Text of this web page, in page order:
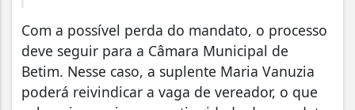
Com a possível perda do mandato, o processo
deve seguir para a Câmara Municipal de
Betim. Nesse caso, a suplente Maria Vanuzia
poderá reivindicar a vaga de vereador, o que